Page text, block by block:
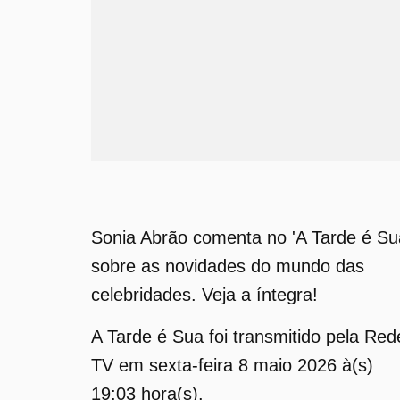
Sonia Abrão comenta no 'A Tarde é
sobre as novidades do mundo das
celebridades. Veja a íntegra!
A Tarde é Sua foi transmitido pela
TV em sexta-feira 8 maio 2026 à(s)
19:03 hora(s).